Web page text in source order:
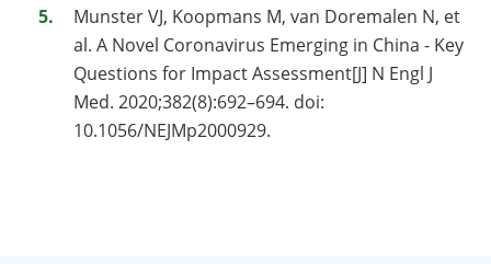
Munster VJ, Koopmans M, van Doremalen N, et
al. A Novel Coronavirus Emerging in China - Key
Questions for Impact Assessment[J] N Engl J
Med. 2020;382(8):692–694. doi:
10.1056/NEJMp2000929.